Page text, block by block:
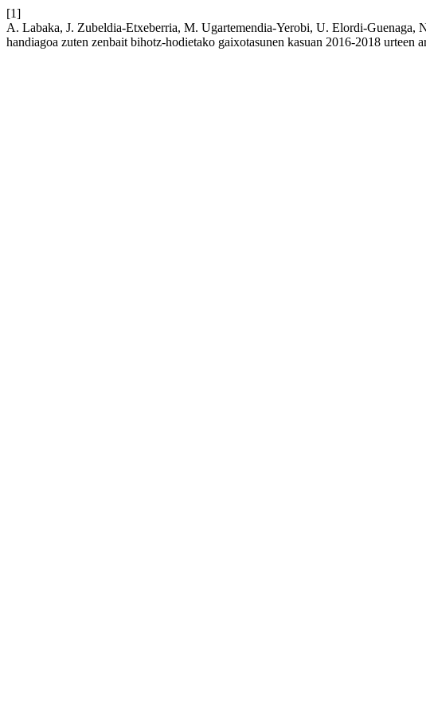
[1]
A. Labaka, J. Zubeldia-Etxeberria, M. Ugartemendia-Yerobi, U. Elordi-Guenaga,
handiagoa zuten zenbait bihotz-hodietako gaixotasunen kasuan 2016-2018 urteen